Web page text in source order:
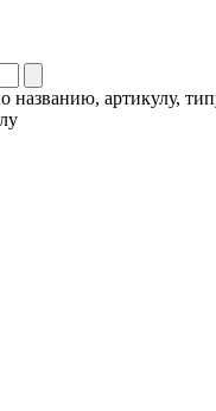
названию, артикулу,